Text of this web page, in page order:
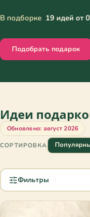
В подборке 19 идей от
Подобрать подарок
Идеи
Обновлено: август 2026
СОРТИРОВКА
Фильтры